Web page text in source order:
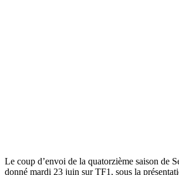
Le coup d’envoi de la quatorzième saison de
donné mardi 23 juin sur TF1, sous la